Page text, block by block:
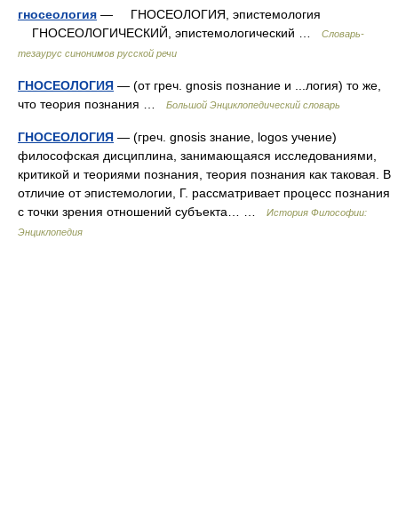
гносеология — ГНОСЕОЛОГИЯ, эпистемология
ГНОСЕОЛОГИЧЕСКИЙ, эпистемологический …
Словарь-
тезаурус синонимов русской речи
ГНОСЕОЛОГИЯ — (от греч. gnosis познание и ...логия) то же,
что теория познания …
Большой Энциклопедический словарь
ГНОСЕОЛОГИЯ — (греч. gnosis знание, logos учение)
философская дисциплина, занимающаяся исследованиями,
критикой и теориями познания, теория познания как таковая. В
отличие от эпистемологии, Г. рассматривает процесс познания
с точки зрения отношений субъекта… …
История Философии:
Энциклопедия